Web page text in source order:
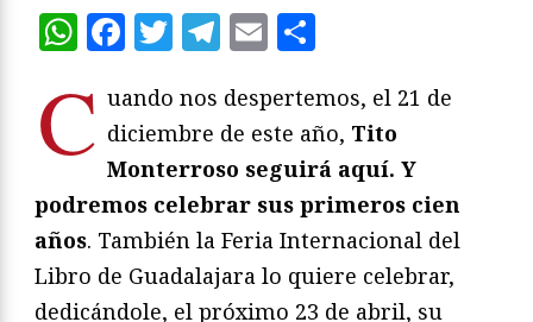
WhatsApp
Facebook
Twitter
Telegram
Email
C uando nos despertemos, el 21 de
diciembre de este año, Tito
Monterroso seguirá aquí. Y
podremos celebrar sus primeros cien
años. También la Feria Internacional del
Libro de Guadalajara lo quiere celebrar,
dedicándole, el próximo 23 de abril, su